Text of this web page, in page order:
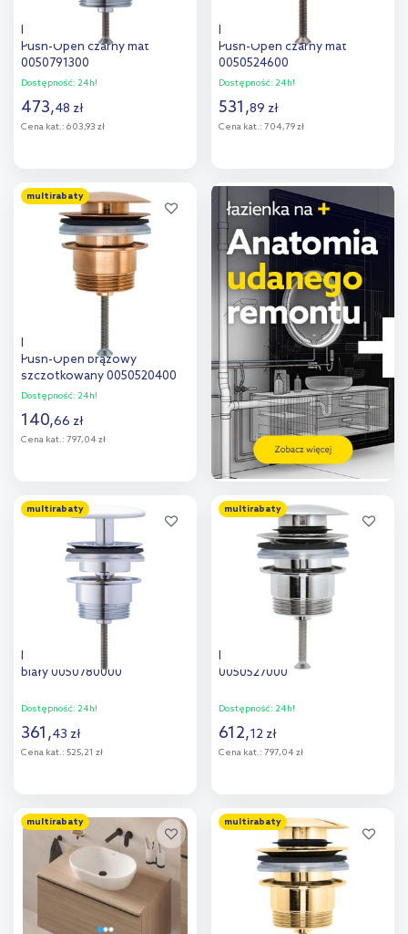
Duravit korek do umywalki
Push-Open czarny mat
0050791300
Dostępność: 24h!
473,48 zł
Cena kat.: 603,93 zł
Dodaj do
porównania
Duravit korek do umywalki
Push-Open czarny mat
0050524600
Dostępność: 24h!
531,89 zł
Cena kat.: 704,79 zł
Dodaj do
porównania
multirabaty
Duravit korek do umywalki
Push-Open brązowy
szczotkowany 0050520400
Dostępność: 24h!
140,66 zł
Cena kat.: 797,04 zł
Dodaj do
porównania
multirabaty
Duravit korek do umywalki
biały 0050780000
Dostępność: 24h!
361,43 zł
Cena kat.: 525,21 zł
Dodaj do
porównania
multirabaty
Duravit korek do umywalki
0050527000
Dostępność: 24h!
612,12 zł
Cena kat.: 797,04 zł
Dodaj do
porównania
multirabaty multirabaty